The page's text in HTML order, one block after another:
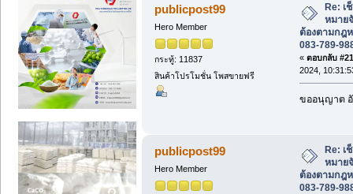
publicpost99
Hero Member
กระทู้: 11837
สินค้าโปรโมชั่น โพสขายฟรี
Re: เ
หมาย
ต้องตามกฎ
083-789-
« ตอบกลับ
2024,
ขออนุญาต
publicpost99
Hero Member
Re: เ
หมาย
ต้องตามกฎ
083-789-